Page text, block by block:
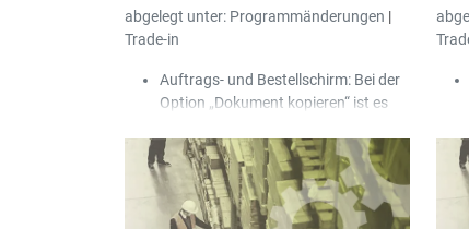
abgelegt unter: Programmänderungen |
Trade-in
Auftrags- und Bestellschirm: Bei der
Option „Dokument kopieren“ ist es
Dokument gleichzeitig für mehrere
Kunden/Lieferanten zu kopieren, die
vom Benutzer über eine Auswahl
gefiltert werden können.